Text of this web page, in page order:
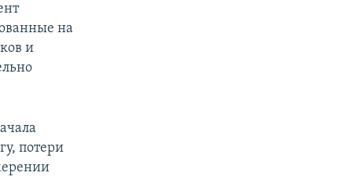
на
и
потери